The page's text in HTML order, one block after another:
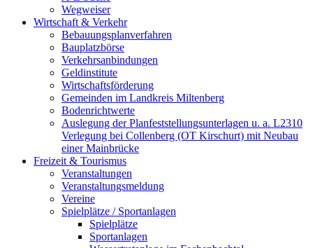
Wegweiser
Wirtschaft & Verkehr
Bebauungsplanverfahren
Bauplatzbörse
Verkehrsanbindungen
Geldinstitute
Wirtschaftsförderung
Gemeinden im Landkreis Miltenberg
Bodenrichtwerte
Auslegung der Planfeststellungsunterlagen u. a. L2310
Verlegung bei Collenberg (OT Kirschurt) mit Neubau
einer Mainbrücke
Freizeit & Tourismus
Veranstaltungen
Veranstaltungsmeldung
Vereine
Spielplätze / Sportanlagen
Spielplätze
Sportanlagen